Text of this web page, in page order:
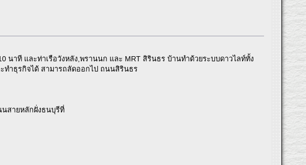
นาที และท่าเรือวังหลัง,พรานนก และ MRT สิรินธร บ้านทำด้วยระบบดาวไลท์ทั้ง
ทำธุรกิจได้ สามารถลัดออกไป ถนนสิรินธร
นถนนสายหลักฝั่งธนบุรีที่